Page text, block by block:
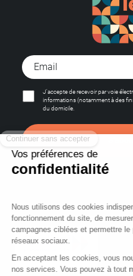
J'accepte de recevoir par voie
informations (notamment à des
du domicile.